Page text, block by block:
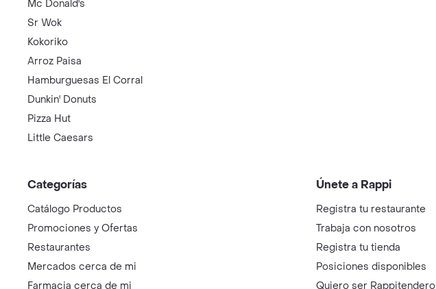
Mc Donald's
Sr Wok
Kokoriko
Arroz Paisa
Hamburguesas El Corral
Dunkin' Donuts
Pizza Hut
Little Caesars
Categorías
Catálogo Productos
Promociones y Ofertas
Restaurantes
Mercados cerca de mi
Farmacia cerca de mi
Únete a Rappi
Registra tu restaurante
Trabaja con nosotros
Registra tu tienda
Posiciones disponibles
Quiero ser Rappitendero